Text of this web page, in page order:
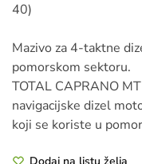
40)
Mazivo za 4-taktne
pomorskom sektoru.
TOTAL CAPRANO
navigacijske dizel
koji se koriste u